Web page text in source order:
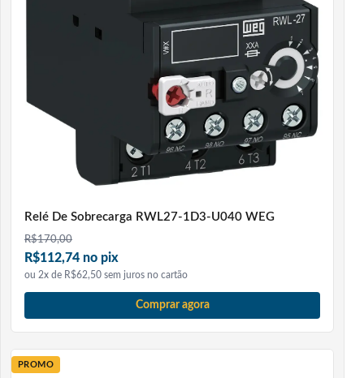
Relé De Sobrecarga RWL27-1D3-U040 WEG
R$170,00
R$112,74 no pix
ou 2x de R$62,50 sem juros no cartão
Comprar agora
PROMO